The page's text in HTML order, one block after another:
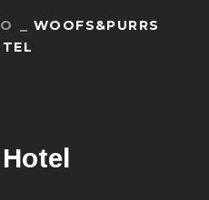
WOOFS&PURRS